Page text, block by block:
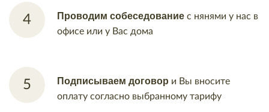
Проводим собеседование с нянями у нас в
офисе или у Вас дома
Подписываем договор и Вы вносите
оплату согласно выбранному тарифу